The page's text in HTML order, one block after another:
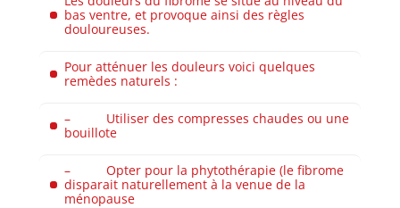
bas ventre, et provoque ainsi des règles
douloureuses.
Pour atténuer les douleurs voici quelques
remèdes naturels :
– Utiliser des compresses chaudes ou une
bouillote
– Opter pour la phytothérapie (le fibrome
disparait naturellement à la venue de la
ménopause